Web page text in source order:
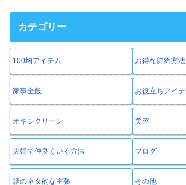
カテゴリー
100均アイテム お得な節約方法
家事全般 お役立ちアイ
オキシクリーン 美容
夫婦で仲良くいる方法 ブログ
話のネタ的な主張 その他